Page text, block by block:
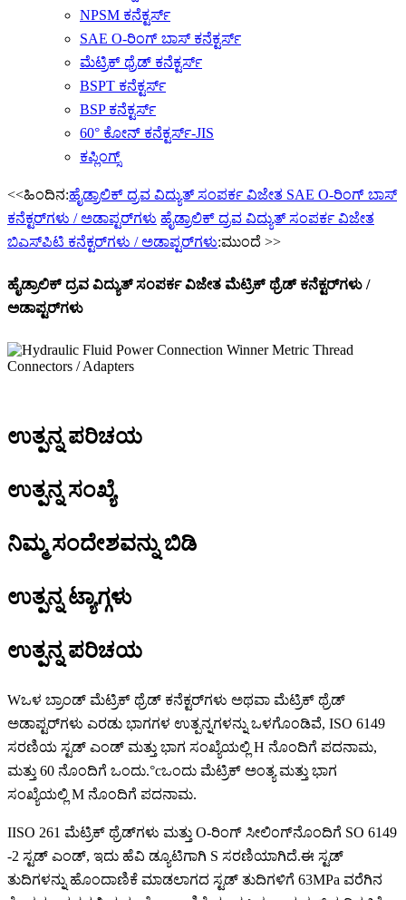
NPSM ಕನೆಕ್ಟರ್ಸ್
SAE O-ರಿಂಗ್ ಬಾಸ್ ಕನೆಕ್ಟರ್ಸ್
ಮೆಟ್ರಿಕ್ ಥ್ರೆಡ್ ಕನೆಕ್ಟರ್ಸ್
BSPT ಕನೆಕ್ಟರ್ಸ್
BSP ಕನೆಕ್ಟರ್ಸ್
60° ಕೋನ್ ಕನೆಕ್ಟರ್ಸ್-JIS
ಕಪ್ಲಿಂಗ್ಸ್
<<ಹಿಂದಿನ:ಹೈಡ್ರಾಲಿಕ್ ದ್ರವ ವಿದ್ಯುತ್ ಸಂಪರ್ಕ ವಿಜೇತ SAE O-ರಿಂಗ್ ಬಾಸ್
ಕನೆಕ್ಟರ್‌ಗಳು / ಅಡಾಪ್ಟರ್‌ಗಳು ಹೈಡ್ರಾಲಿಕ್ ದ್ರವ ವಿದ್ಯುತ್ ಸಂಪರ್ಕ ವಿಜೇತ
ಬಿಎಸ್‌ಪಿಟಿ ಕನೆಕ್ಟರ್‌ಗಳು / ಅಡಾಪ್ಟರ್‌ಗಳು:ಮುಂದೆ >>
ಹೈಡ್ರಾಲಿಕ್ ದ್ರವ ವಿದ್ಯುತ್ ಸಂಪರ್ಕ ವಿಜೇತ ಮೆಟ್ರಿಕ್ ಥ್ರೆಡ್ ಕನೆಕ್ಟರ್‌ಗಳು /
ಅಡಾಪ್ಟರ್‌ಗಳು
ಉತ್ಪನ್ನ ಪರಿಚಯ
ಉತ್ಪನ್ನ ಸಂಖ್ಯೆ
ನಿಮ್ಮ ಸಂದೇಶವನ್ನು ಬಿಡಿ
ಉತ್ಪನ್ನ ಟ್ಯಾಗ್ಗಳು
ಉತ್ಪನ್ನ ಪರಿಚಯ
Wಒಳ ಬ್ರಾಂಡ್ ಮೆಟ್ರಿಕ್ ಥ್ರೆಡ್ ಕನೆಕ್ಟರ್‌ಗಳು ಅಥವಾ ಮೆಟ್ರಿಕ್ ಥ್ರೆಡ್
ಅಡಾಪ್ಟರ್‌ಗಳು ಎರಡು ಭಾಗಗಳ ಉತ್ಪನ್ನಗಳನ್ನು ಒಳಗೊಂಡಿವೆ, ISO 6149
ಸರಣಿಯ ಸ್ಟಡ್ ಎಂಡ್ ಮತ್ತು ಭಾಗ ಸಂಖ್ಯೆಯಲ್ಲಿ H ನೊಂದಿಗೆ ಪದನಾಮ,
ಮತ್ತು 60 ನೊಂದಿಗೆ ಒಂದು.°cಒಂದು ಮೆಟ್ರಿಕ್ ಅಂತ್ಯ ಮತ್ತು ಭಾಗ
ಸಂಖ್ಯೆಯಲ್ಲಿ M ನೊಂದಿಗೆ ಪದನಾಮ.
IISO 261 ಮೆಟ್ರಿಕ್ ಥ್ರೆಡ್‌ಗಳು ಮತ್ತು O-ರಿಂಗ್ ಸೀಲಿಂಗ್‌ನೊಂದಿಗೆ SO 6149
-2 ಸ್ಟಡ್ ಎಂಡ್, ಇದು ಹೆವಿ ಡ್ಯೂಟಿಗಾಗಿ S ಸರಣಿಯಾಗಿದೆ.ಈ ಸ್ಟಡ್
ತುದಿಗಳನ್ನು ಹೊಂದಾಣಿಕೆ ಮಾಡಲಾಗದ ಸ್ಟಡ್ ತುದಿಗಳಿಗೆ 63MPa ವರೆಗಿನ